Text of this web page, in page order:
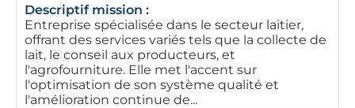
Descriptif mission :
Entreprise spécialisée dans le secteur laitier,
offrant des services variés tels que la collecte de
lait, le conseil aux producteurs, et
l'agrofourniture. Elle met l'accent sur
l'optimisation de son système qualité et
l'amélioration continue de...